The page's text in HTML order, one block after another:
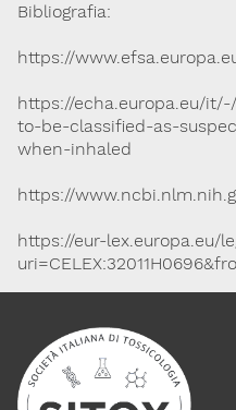
Bibliografia:
https://
https://echa.europa.eu/
to-be-classified-as-
when-inhaled
https://
https://eur-lex.europa.eu/